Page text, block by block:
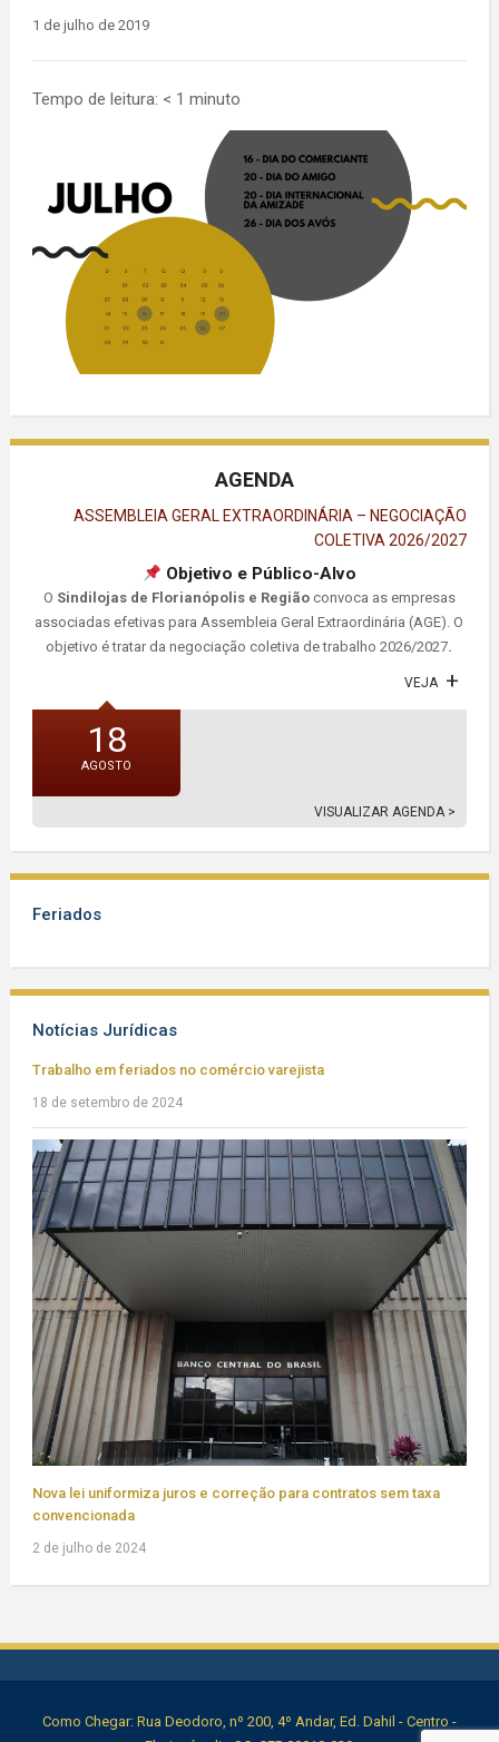
1 de julho de 2019
Tempo de leitura: < 1 minuto
AGENDA
ASSEMBLEIA GERAL EXTRAORDINÁRIA – NEGOCIAÇÃO
COLETIVA 2026/2027
Objetivo e Público-Alvo
O Sindilojas de Florianópolis e Regiãoconvoca as empresas
associadas efetivas para Assembleia Geral Extraordinária (AGE). O
objetivo é tratar da negociação coletiva de trabalho 2026/2027.
VEJA
18
AGOSTO
VISUALIZAR AGENDA >
Feriados
Notícias Jurídicas
Trabalho em feriados no comércio varejista
18 de setembro de 2024
Nova lei uniformiza juros e correção para contratos sem taxa
convencionada
2 de julho de 2024
Como Chegar: Rua Deodoro, nº 200, 4º Andar, Ed. Dahil - Centro -